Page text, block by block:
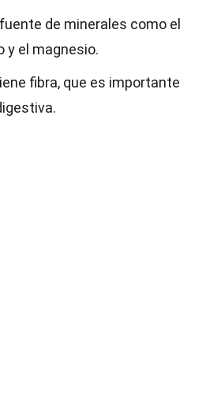
de minerales como el
y el magnesio.
fibra, que es importante